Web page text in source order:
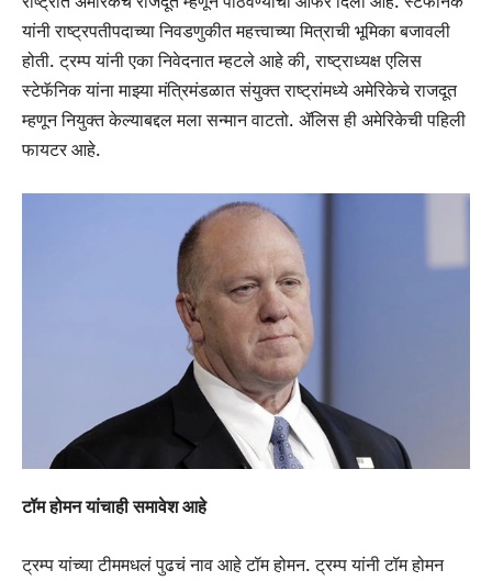
यांनी राष्ट्रपतीपदाच्या निवडणुकीत महत्त्वाच्या मित्राची भूमिका बजावली
होती. ट्रम्प यांनी एका निवेदनात म्हटले आहे की, राष्ट्राध्यक्ष एलिस
स्टेफॅनिक यांना माझ्या मंत्रिमंडळात संयुक्त राष्ट्रांमध्ये अमेरिकेचे राजदूत
म्हणून नियुक्त केल्याबद्दल मला सन्मान वाटतो. ॲलिस ही अमेरिकेची पहिली
फायटर आहे.
टॉम होमन यांचाही समावेश आहे
ट्रम्प यांच्या टीममधलं पुढचं नाव आहे टॉम होमन. ट्रम्प यांनी टॉम होमन